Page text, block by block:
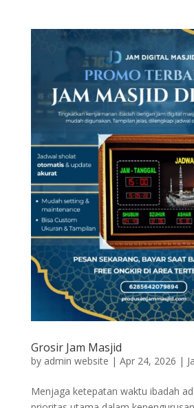
Grosir Jam Masjid
by admin website | Apr 24, 2026 |
Menjaga ketepatan waktu ibadah